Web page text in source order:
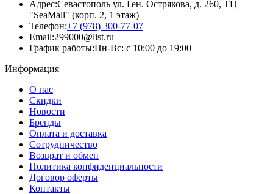
Адрес:Севастополь ул. Ген. Острякова, д. 260, ТЦ
"SeaMall" (корп. 2, 1 этаж)
Телефон:+7 (978) 300-77-07
Email:299000@list.ru
График работы:Пн-Вс: с 10:00 до 19:00
Информация
О нас
Скидки
Новости
Бренды
Оплата и доставка
Сотрудничество
Возврат и обмен
Политика конфиденциальности
Договор оферты
Контакты